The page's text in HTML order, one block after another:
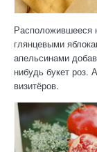
Расположившееся
глянцевыми
апельсинами
нибудь букет роз.
визитёров.